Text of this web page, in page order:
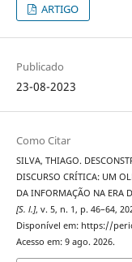
ARTIGO
Publicado
23-08-2023
Como Citar
SILVA, THIAGO.
DISCURSO CRÍTICA: UM
DA INFORMAÇÃO NA ERA
[S. l.], v. 5, n. 1, p. 46–64,
Disponível em: https://
Acesso em: 9 ago. 2026.